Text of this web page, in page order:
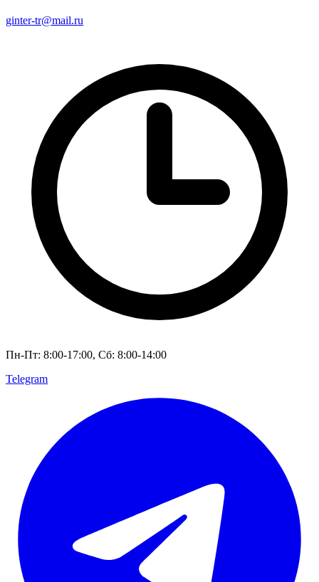
ginter-tr@mail.ru
Пн-Пт: 8:00-17:00, Сб: 8:00-14:00
Telegram